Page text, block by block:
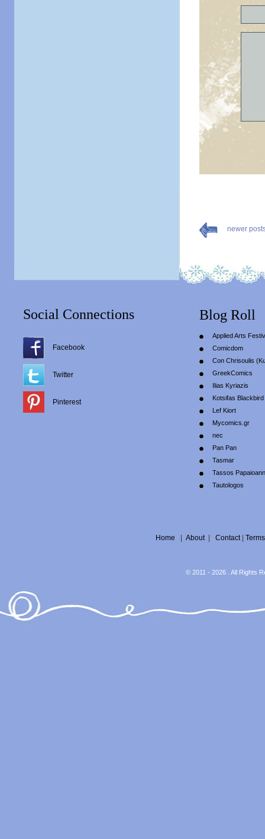
newer
Social Connections
Facebook
Twitter
Pinterest
Blog Roll
Applied Arts
Comicdom
Con Chrisoulis
GreekComics
Ilias Kyriazis
Kotsifas Blackbird
Lef Kiort
Mycomics.gr
nec
Pan Pan
Tasmar
Tassos
Tautologos
Home About| Contact| Terms
© 2011 - 2026 . All Rights